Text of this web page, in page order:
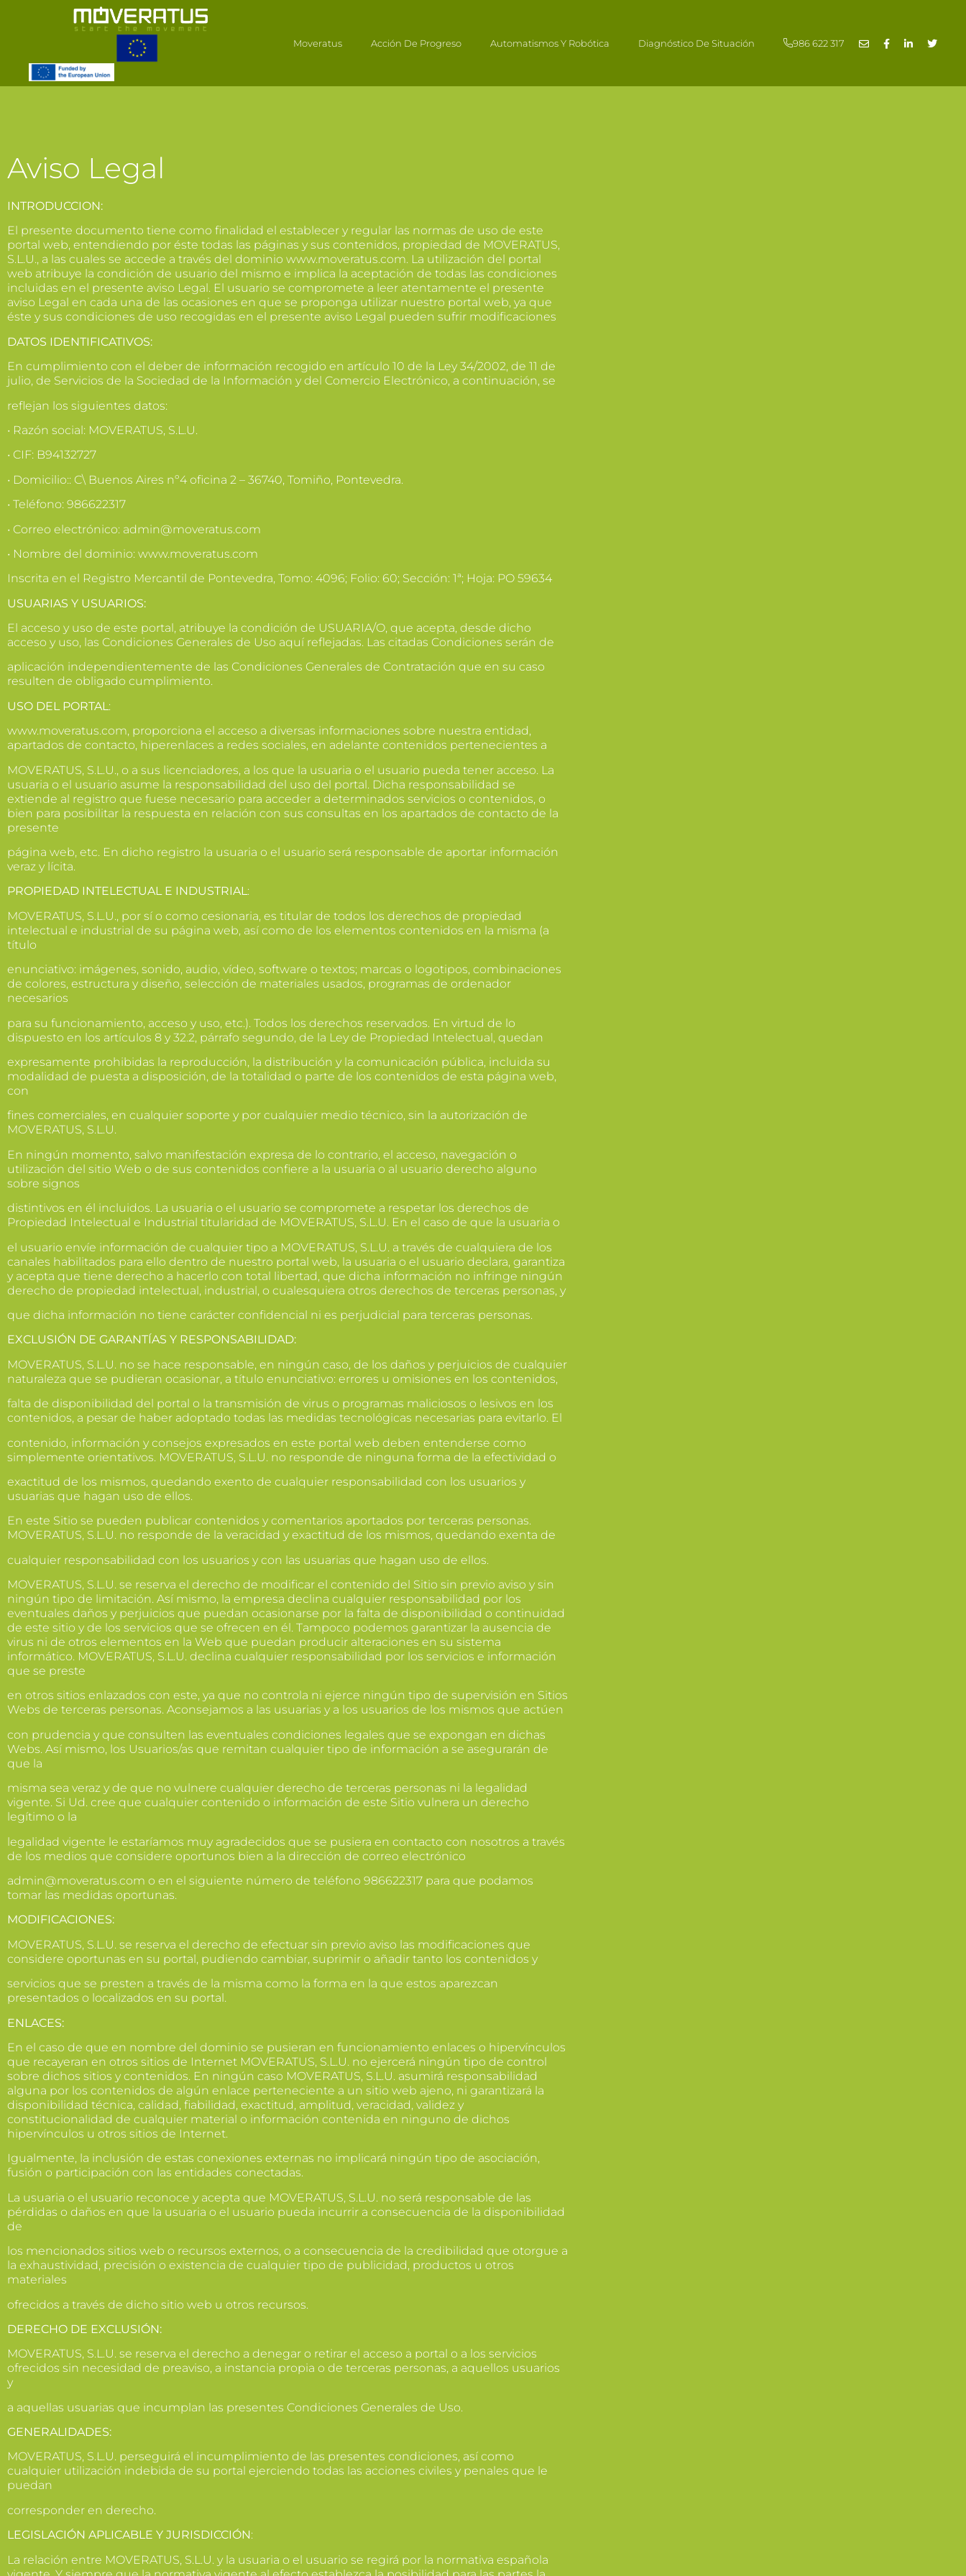
Moveratus Acción De Progreso Automatismos Y Robótica Diagnóstico De Situación 986 622 317
Aviso Legal
INTRODUCCION:
El presente documento tiene como finalidad el establecer y regular las normas de uso de este
portal web, entendiendo por éste todas las páginas y sus contenidos, propiedad de MOVERATUS,
S.L.U., a las cuales se accede a través del dominio www.moveratus.com. La utilización del portal
web atribuye la condición de usuario del mismo e implica la aceptación de todas las condiciones
incluidas en el presente aviso Legal. El usuario se compromete a leer atentamente el presente
aviso Legal en cada una de las ocasiones en que se proponga utilizar nuestro portal web, ya que
éste y sus condiciones de uso recogidas en el presente aviso Legal pueden sufrir modificaciones
DATOS IDENTIFICATIVOS:
En cumplimiento con el deber de información recogido en artículo 10 de la Ley 34/2002, de 11 de
julio, de Servicios de la Sociedad de la Información y del Comercio Electrónico, a continuación, se
reflejan los siguientes datos:
• Razón social: MOVERATUS, S.L.U.
• CIF: B94132727
• Domicilio:: C\ Buenos Aires nº4 oficina 2 – 36740, Tomiño, Pontevedra.
• Teléfono: 986622317
• Correo electrónico: admin@moveratus.com
• Nombre del dominio: www.moveratus.com
Inscrita en el Registro Mercantil de Pontevedra, Tomo: 4096; Folio: 60; Sección: 1ª; Hoja: PO 59634
USUARIAS Y USUARIOS:
El acceso y uso de este portal, atribuye la condición de USUARIA/O, que acepta, desde dicho
acceso y uso, las Condiciones Generales de Uso aquí reflejadas. Las citadas Condiciones serán de
aplicación independientemente de las Condiciones Generales de Contratación que en su caso
resulten de obligado cumplimiento.
USO DEL PORTAL:
www.moveratus.com, proporciona el acceso a diversas informaciones sobre nuestra entidad,
apartados de contacto, hiperenlaces a redes sociales, en adelante contenidos pertenecientes a
MOVERATUS, S.L.U., o a sus licenciadores, a los que la usuaria o el usuario pueda tener acceso. La
usuaria o el usuario asume la responsabilidad del uso del portal. Dicha responsabilidad se
extiende al registro que fuese necesario para acceder a determinados servicios o contenidos, o
bien para posibilitar la respuesta en relación con sus consultas en los apartados de contacto de la
presente
página web, etc. En dicho registro la usuaria o el usuario será responsable de aportar información
veraz y lícita.
PROPIEDAD INTELECTUAL E INDUSTRIAL:
MOVERATUS, S.L.U., por sí o como cesionaria, es titular de todos los derechos de propiedad
intelectual e industrial de su página web, así como de los elementos contenidos en la misma (a
título
enunciativo: imágenes, sonido, audio, vídeo, software o textos; marcas o logotipos, combinaciones
de colores, estructura y diseño, selección de materiales usados, programas de ordenador
necesarios
para su funcionamiento, acceso y uso, etc.). Todos los derechos reservados. En virtud de lo
dispuesto en los artículos 8 y 32.2, párrafo segundo, de la Ley de Propiedad Intelectual, quedan
expresamente prohibidas la reproducción, la distribución y la comunicación pública, incluida su
modalidad de puesta a disposición, de la totalidad o parte de los contenidos de esta página web,
con
fines comerciales, en cualquier soporte y por cualquier medio técnico, sin la autorización de
MOVERATUS, S.L.U.
En ningún momento, salvo manifestación expresa de lo contrario, el acceso, navegación o
utilización del sitio Web o de sus contenidos confiere a la usuaria o al usuario derecho alguno
sobre signos
distintivos en él incluidos. La usuaria o el usuario se compromete a respetar los derechos de
Propiedad Intelectual e Industrial titularidad de MOVERATUS, S.L.U. En el caso de que la usuaria o
el usuario envíe información de cualquier tipo a MOVERATUS, S.L.U. a través de cualquiera de los
canales habilitados para ello dentro de nuestro portal web, la usuaria o el usuario declara, garantiza
y acepta que tiene derecho a hacerlo con total libertad, que dicha información no infringe ningún
derecho de propiedad intelectual, industrial, o cualesquiera otros derechos de terceras personas, y
que dicha información no tiene carácter confidencial ni es perjudicial para terceras personas.
EXCLUSIÓN DE GARANTÍAS Y RESPONSABILIDAD:
MOVERATUS, S.L.U. no se hace responsable, en ningún caso, de los daños y perjuicios de cualquier
naturaleza que se pudieran ocasionar, a título enunciativo: errores u omisiones en los contenidos,
falta de disponibilidad del portal o la transmisión de virus o programas maliciosos o lesivos en los
contenidos, a pesar de haber adoptado todas las medidas tecnológicas necesarias para evitarlo. El
contenido, información y consejos expresados en este portal web deben entenderse como
simplemente orientativos. MOVERATUS, S.L.U. no responde de ninguna forma de la efectividad o
exactitud de los mismos, quedando exento de cualquier responsabilidad con los usuarios y
usuarias que hagan uso de ellos.
En este Sitio se pueden publicar contenidos y comentarios aportados por terceras personas.
MOVERATUS, S.L.U. no responde de la veracidad y exactitud de los mismos, quedando exenta de
cualquier responsabilidad con los usuarios y con las usuarias que hagan uso de ellos.
MOVERATUS, S.L.U. se reserva el derecho de modificar el contenido del Sitio sin previo aviso y sin
ningún tipo de limitación. Así mismo, la empresa declina cualquier responsabilidad por los
eventuales daños y perjuicios que puedan ocasionarse por la falta de disponibilidad o continuidad
de este sitio y de los servicios que se ofrecen en él. Tampoco podemos garantizar la ausencia de
virus ni de otros elementos en la Web que puedan producir alteraciones en su sistema
informático. MOVERATUS, S.L.U. declina cualquier responsabilidad por los servicios e información
que se preste
en otros sitios enlazados con este, ya que no controla ni ejerce ningún tipo de supervisión en Sitios
Webs de terceras personas. Aconsejamos a las usuarias y a los usuarios de los mismos que actúen
con prudencia y que consulten las eventuales condiciones legales que se expongan en dichas
Webs. Así mismo, los Usuarios/as que remitan cualquier tipo de información a se asegurarán de
que la
misma sea veraz y de que no vulnere cualquier derecho de terceras personas ni la legalidad
vigente. Si Ud. cree que cualquier contenido o información de este Sitio vulnera un derecho
legítimo o la
legalidad vigente le estaríamos muy agradecidos que se pusiera en contacto con nosotros a través
de los medios que considere oportunos bien a la dirección de correo electrónico
admin@moveratus.com o en el siguiente número de teléfono 986622317 para que podamos
tomar las medidas oportunas.
MODIFICACIONES:
MOVERATUS, S.L.U. se reserva el derecho de efectuar sin previo aviso las modificaciones que
considere oportunas en su portal, pudiendo cambiar, suprimir o añadir tanto los contenidos y
servicios que se presten a través de la misma como la forma en la que estos aparezcan
presentados o localizados en su portal.
ENLACES:
En el caso de que en nombre del dominio se pusieran en funcionamiento enlaces o hipervínculos
que recayeran en otros sitios de Internet MOVERATUS, S.L.U. no ejercerá ningún tipo de control
sobre dichos sitios y contenidos. En ningún caso MOVERATUS, S.L.U. asumirá responsabilidad
alguna por los contenidos de algún enlace perteneciente a un sitio web ajeno, ni garantizará la
disponibilidad técnica, calidad, fiabilidad, exactitud, amplitud, veracidad, validez y
constitucionalidad de cualquier material o información contenida en ninguno de dichos
hipervínculos u otros sitios de Internet.
Igualmente, la inclusión de estas conexiones externas no implicará ningún tipo de asociación,
fusión o participación con las entidades conectadas.
La usuaria o el usuario reconoce y acepta que MOVERATUS, S.L.U. no será responsable de las
pérdidas o daños en que la usuaria o el usuario pueda incurrir a consecuencia de la disponibilidad
de
los mencionados sitios web o recursos externos, o a consecuencia de la credibilidad que otorgue a
la exhaustividad, precisión o existencia de cualquier tipo de publicidad, productos u otros
materiales
ofrecidos a través de dicho sitio web u otros recursos.
DERECHO DE EXCLUSIÓN:
MOVERATUS, S.L.U. se reserva el derecho a denegar o retirar el acceso a portal o a los servicios
ofrecidos sin necesidad de preaviso, a instancia propia o de terceras personas, a aquellos usuarios
y
a aquellas usuarias que incumplan las presentes Condiciones Generales de Uso.
GENERALIDADES:
MOVERATUS, S.L.U. perseguirá el incumplimiento de las presentes condiciones, así como
cualquier utilización indebida de su portal ejerciendo todas las acciones civiles y penales que le
puedan
corresponder en derecho.
LEGISLACIÓN APLICABLE Y JURISDICCIÓN:
La relación entre MOVERATUS, S.L.U. y la usuaria o el usuario se regirá por la normativa española